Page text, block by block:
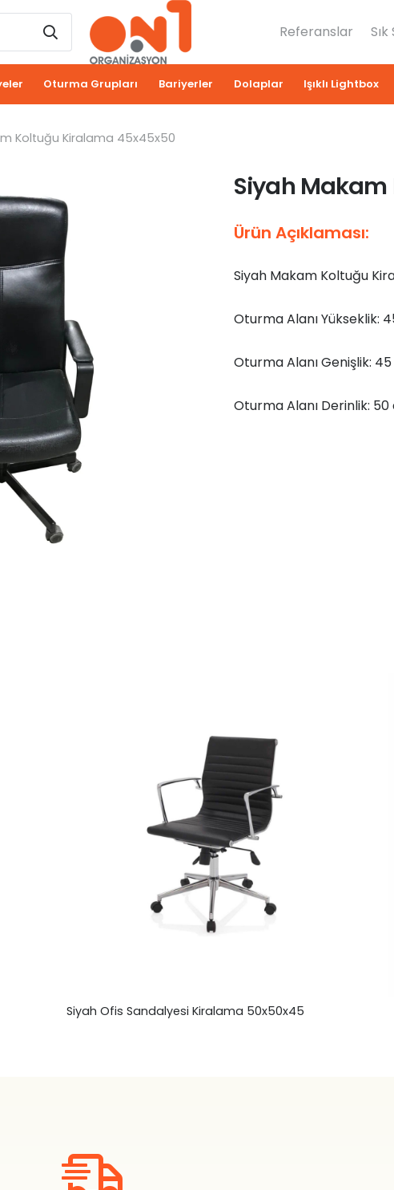
Referanslar
Oturma Grupları Bariyerler Dolaplar Işıklı Lightbox
Koltuğu Kiralama 45x45x50
Siyah
Ürün Açıklaması:
Siyah Makam Koltuğu
Oturma Alanı Yükseklik:
Oturma Alanı Genişlik:
Oturma Alanı Derinlik:
Siyah Ofis Sandalyesi Kiralama 50x50x45